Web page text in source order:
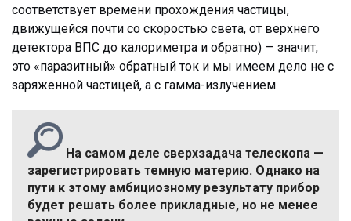
соответствует времени прохождения частицы,
движущейся почти со скоростью света, от верхнего
детектора ВПС до калориметра и обратно) — значит,
это «паразитный» обратный ток и мы имеем дело не с
заряженной частицей, а с гамма-излучением.
На самом деле сверхзадача телескопа —
зарегистрировать темную материю. Однако на
пути к этому амбициозному результату прибор
будет решать более прикладные, но не менее